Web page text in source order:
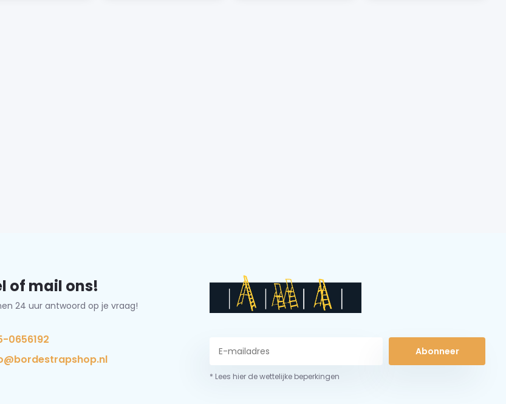
of mail ons!
24 uur antwoord op je vraag!
0656192
Abonneer
* Lees hier de wettelijke beperkingen